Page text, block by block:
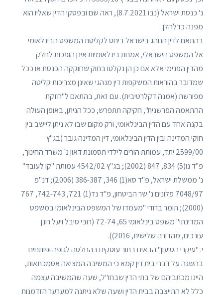
נ' כנסת ישראל (נבו 8.7.2021)‏‏, ראה שם ובפסקי הדין שאליו הוא
מפנה כדלהלן:
בהתאם לדין הנוהג בישראל ביחס לקליטת המשפט הבינלאומי
אל המשפט הישראלי, אמנות בינלאומיות אינן הופכות לחלק
מהדין הפנימי אלא אם כן הן נקלטו בחוק שחוקקה הכנסת או ככל
שמדובר בהוראות המשקפות דין מנהגי שאינן מצריכות קליטה
מפורשת (אמנה דקלרטיבית). עם זאת, בהתאם ל"חזקת
ההתאמה הפרשנית", חקיקה תתפרש, ככל הניתן, באופן העולה
בקנה אחד עם הדין הבינלאומי, ורק מקום שבו לא ניתן ליישב בין
חוקי המדינה ובין הדין הבינלאומי, דין המדינה גובר (בג"ץ
2599/00 יתד, עמותת הורים לילדי תסמונת דאון נ' משרד החינוך,
פ"ד נו(5) 834, 847 (2002); בג"ץ 4542/02 עמותת "קו לעובד"
נ' ממשלת ישראל, פ"ד סא(1) 346, 386-387 (2006); דנ"פ
7048/97 פלונים נ' שר הביטחון, פ"ד נד(1) 721, 742-743, 767
(2000); תומר ברודי "מעמדו של המשפט הבינלאומי במשפט
המדינתי" משפט בינלאומי 65, 72-74 (רובי סיבל ויעל רונן
עורכים, מהדורה שלישית, 2016)).
י. "עיקרי הטיעון" הבאים בתור עוסקים בהחלטה לגופה ופותחים
בהשגה על דברי בית דין קמא כי המשיבה המציאה אסמכתאות,
היינו מכתביהם של בתי הדין שבחו"ל, שעה שהמשיבה עצמה
כלל לא התייצבה בבית הדין ושעה שלא ניתנה למערער הזדמנות